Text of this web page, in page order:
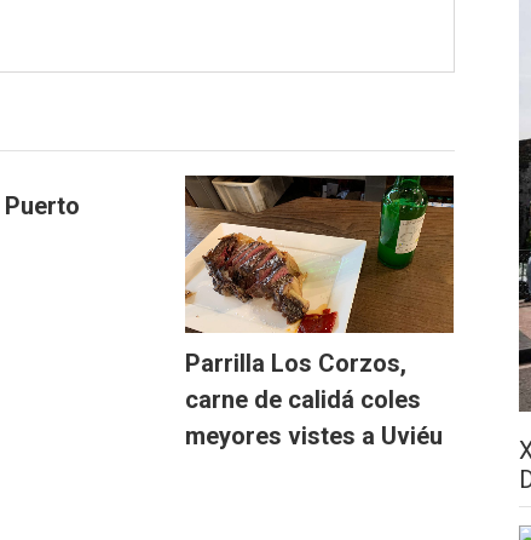
Puerto
Parrilla Los Corzos,
carne de calidá coles
meyores vistes a Uviéu